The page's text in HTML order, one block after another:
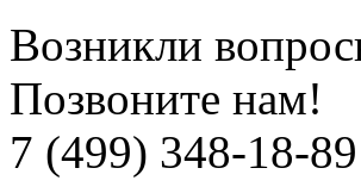
Возникли
Позвоните нам!
7 (499) 348-18-89